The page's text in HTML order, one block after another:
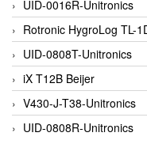
ENCEL Vietnam
Endress+Hauser
Enensys Vietnam
Enerdoor
Enerpac
ENERSYS
UID-0016R-Unitronics
Rotronic HygroLog TL-
UID-0808T-Unitronics
iX T12B Beijer
V430-J-T38-Unitronics
UID-0808R-Unitronics